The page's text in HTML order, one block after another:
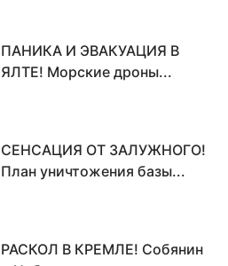
ПАНИКА И ЭВАКУАЦИЯ В
ЯЛТЕ! Морские дроны...
СЕНСАЦИЯ ОТ ЗАЛУЖНОГО!
План уничтожения базы...
РАСКОЛ В КРЕМЛЕ! Собянин